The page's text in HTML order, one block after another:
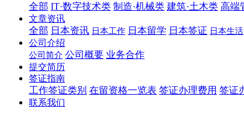
全部 IT·数字技术类 制造·机械类 建筑·土木类 高端
文章资讯
全部 日本资讯 日本工作 日本留学 日本签证 日本生活
公司介绍
公司简介 公司概要 业务合作
提交简历
签证指南
工作签证类别 在留资格一览表 签证办理费用 签证
联系我们